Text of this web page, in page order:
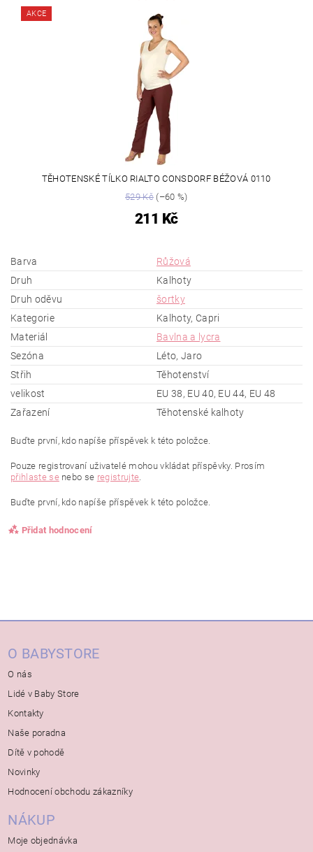
AKCE
TĚHOTENSKÉ TÍLKO RIALTO CONSDORF BÉŽOVÁ 0110
529 Kč(–60 %)
211 Kč
Barva
Růžová
Druh
Kalhoty
Druh oděvu
šortky
Kategorie
Kalhoty, Capri
Materiál
Bavlna a lycra
Sezóna
Léto, Jaro
Střih
Těhotenství
velikost
EU 38, EU 40, EU 44, EU 48
Zařazení
Těhotenské kalhoty
Buďte první, kdo napíše příspěvek k této položce.
Pouze registrovaní uživatelé mohou vkládat příspěvky. Prosím
přihlaste senebo se registrujte.
Buďte první, kdo napíše příspěvek k této položce.
Přidat hodnocení
O BABYSTORE
O nás
Lidé v Baby Store
Kontakty
Naše poradna
Dítě v pohodě
Novinky
Hodnocení obchodu zákazníky
NÁKUP
Moje objednávka